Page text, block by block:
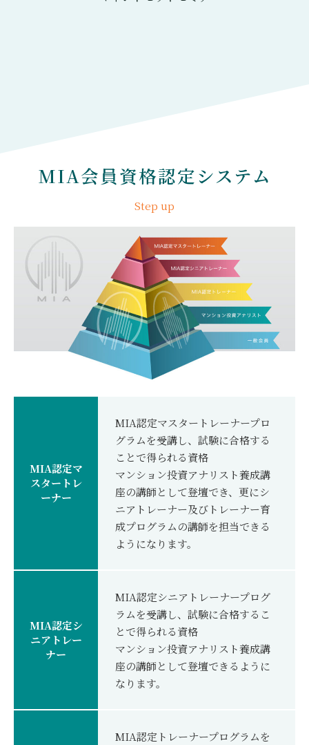
MIA会員資格認定システム
Step up
MIA認定マ
スタートレ
ーナー
MIA認定マスタートレーナープロ
グラムを受講し、試験に合格する
ことで得られる資格
マンション投資アナリスト養成講
座の講師として登壇でき、更にシ
ニアトレーナー及びトレーナー育
成プログラムの講師を担当できる
ようになります。
MIA認定シ
ニアトレー
ナー
MIA認定シニアトレーナープログ
ラムを受講し、試験に合格するこ
とで得られる資格
マンション投資アナリスト養成講
座の講師として登壇できるように
なります。
MIA認定トレーナープログラムを